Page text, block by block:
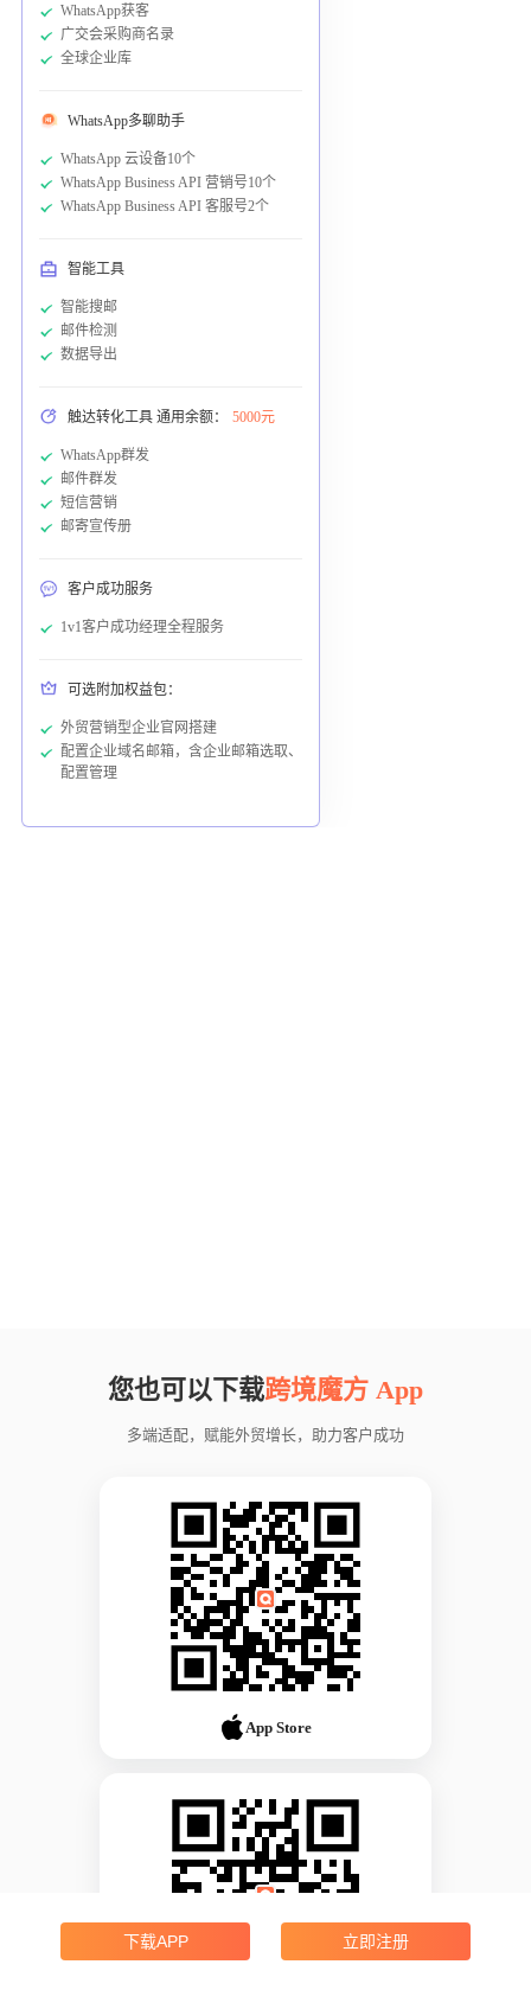
WhatsApp获客
广交会采购商名录
全球企业库
WhatsApp多聊助手
WhatsApp 云设备10个
WhatsApp Business API 营销号10个
WhatsApp Business API 客服号2个
智能工具
智能搜邮
邮件检测
数据导出
触达转化工具 通用余额： 5000元
WhatsApp群发
邮件群发
短信营销
邮寄宣传册
客户成功服务
1v1客户成功经理全程服务
可选附加权益包：
外贸营销型企业官网搭建
配置企业域名邮箱，含企业邮箱选取、
配置管理
您也可以下载跨境魔方 App
多端适配，赋能外贸增长，助力客户成功
App Store
下载APP 立即注册